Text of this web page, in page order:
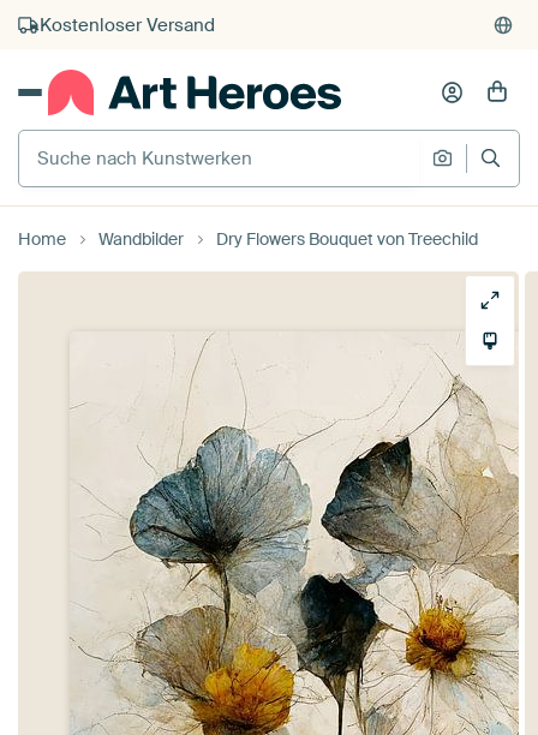
Kauf auf Rechnung
Individueller Druck auf Bestellung
Suche nach Kunstwerken
Suche
Home Wandbilder Dry Flowers Bouquet von Treechild